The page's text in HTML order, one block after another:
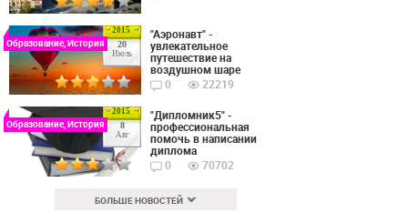
2015
20
Июль
Образование, История
"Аэронавт" -
увлекательное
путешествие на
воздушном шаре
0
22219
2015
8
Авг
Образование, История
"Дипломник5" -
профессиональная
помочь в написании
диплома
0
70702
БОЛЬШЕ НОВОСТЕЙ